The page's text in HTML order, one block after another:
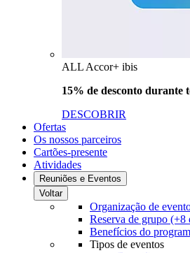
ALL Accor+ ibis
15% de desconto durante
DESCOBRIR
Ofertas
Os nossos parceiros
Cartões-presente
Atividades
Reuniões e Eventos
Voltar
Organização de
Reserva de grupo (+8
Benefícios do
Tipos de eventos